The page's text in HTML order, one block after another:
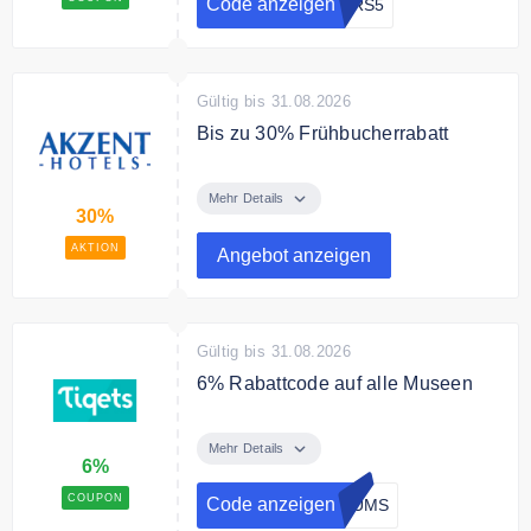
ERS5
30%
AKTION
Gültig bis 31.08.2026
Bis zu 30% Frühbucherrabatt
sparen Sie bis zu 30% auf Ihren
Mehr Details
Angebot anzeigen
6%
COUPON
Gültig bis 31.08.2026
6% Rabattcode auf alle Museen
dir einen 6% Rabatt auf alle
Buchungen für Museen weltweit
Mehr Details
Code anzeigen EUMS